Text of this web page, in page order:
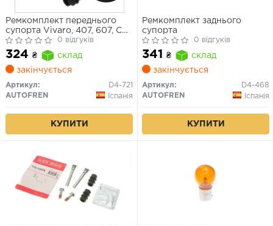
Ремкомплект переднього
супорта Vivaro, 407, 607, C5,
C6, C8, Primastar, Trafic II
0 відгуків
324 ₴
склад
закінчується
Артикул:
D4-721
AUTOFREN
Іспанія
КУПИТИ
Ремкомплект заднього
супорта
0 відгуків
341 ₴
склад
закінчується
Артикул:
D4-468
AUTOFREN
Іспанія
КУПИТИ